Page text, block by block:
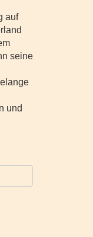
auf
seine
und